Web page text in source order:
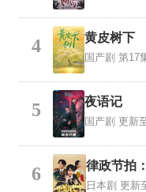
4 黄皮树下
国产剧 第17
5 夜语记
国产剧 更新
6 律政节拍
日本剧 更新